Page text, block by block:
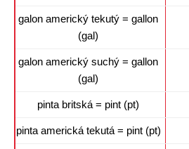
galon americký tekutý = gallon
(gal)
galon americký suchý = gallon
(gal)
pinta britská = pint (pt)
pinta americká tekutá = pint (pt)